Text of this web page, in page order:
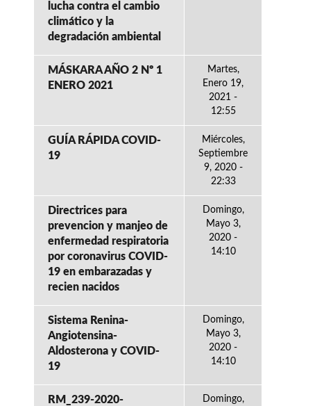
lucha contra el cambio
climático y la
degradación ambiental
MÁSKARA AÑO 2 Nº 1
ENERO 2021
Martes,
Enero 19,
2021 -
12:55
GUÍA RÁPIDA COVID-
19
Miércoles,
Septiembre
9, 2020 -
22:33
Directrices para
prevencion y manjeo de
enfermedad respiratoria
por coronavirus COVID-
19 en embarazadas y
recien nacidos
Domingo,
Mayo 3,
2020 -
14:10
Sistema Renina-
Angiotensina-
Aldosterona y COVID-
19
Domingo,
Mayo 3,
2020 -
14:10
RM_239-2020-
Domingo,